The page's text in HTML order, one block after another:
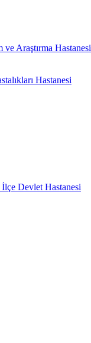
Araştırma Hastanesi
Hastanesi
Devlet Hastanesi